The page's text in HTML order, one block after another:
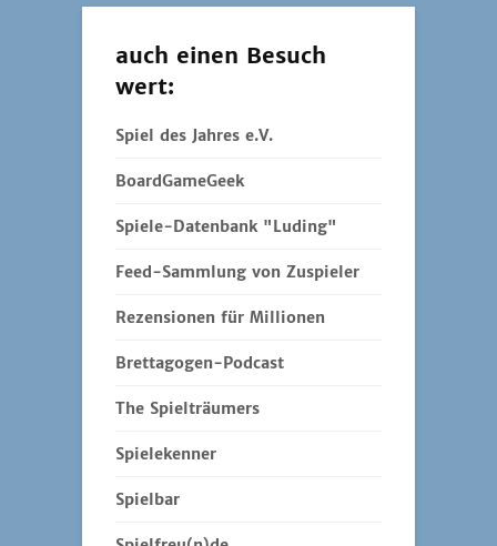
Rezensionen für Millionen
Brettagogen-Podcast
Spielekenner
Spielfreu(n)de
gamesweplay.de
Spiel doch mal!
Insert Moin
Fux & Bär
Die Brettspieltester